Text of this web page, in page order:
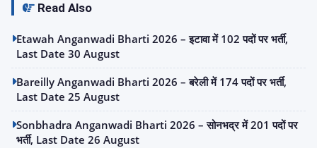
Read Also
Etawah Anganwadi Bharti 2026 – इटावा में 102 पदों पर भर्ती,
Last Date 30 August
Bareilly Anganwadi Bharti 2026 – बरेली में 174 पदों पर भर्ती,
Last Date 25 August
Sonbhadra Anganwadi Bharti 2026 – सोनभद्र में 201 पदों पर
भर्ती, Last Date 26 August